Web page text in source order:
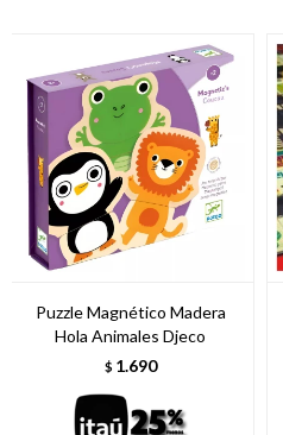
Puzzle Magnético Madera
Hola Animales Djeco
$ 1.690